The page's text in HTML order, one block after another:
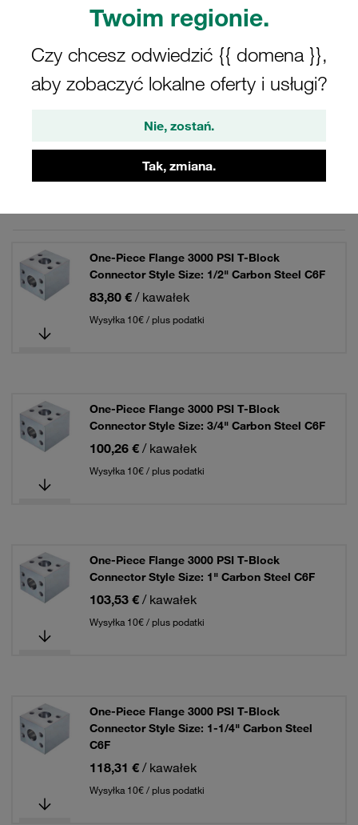
Twoim regionie.
Czy chcesz odwiedzić {{ domena }},
aby zobaczyć lokalne oferty i usługi?
Nie, zostań.
Tak, zmiana.
Filtry / Sortowanie
Kołnierze jednoczęściowe SAE (seria 3000 PSI)
9 Wyniki
One-Piece Flange 3000 PSI T-Block
Connector Style Size: 1/2" Carbon Steel C6F
83,80 € / kawałek
Wysyłka 10€ / plus podatki
One-Piece Flange 3000 PSI T-Block
Connector Style Size: 3/4" Carbon Steel C6F
100,26 € / kawałek
Wysyłka 10€ / plus podatki
One-Piece Flange 3000 PSI T-Block
Connector Style Size: 1" Carbon Steel C6F
103,53 € / kawałek
Wysyłka 10€ / plus podatki
One-Piece Flange 3000 PSI T-Block
Connector Style Size: 1-1/4" Carbon Steel
C6F
118,31 € / kawałek
Wysyłka 10€ / plus podatki